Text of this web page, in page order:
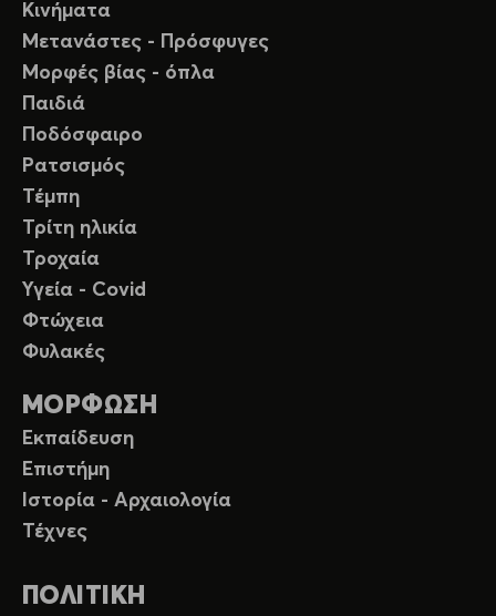
Κινήματα
Μετανάστες - Πρόσφυγες
Μορφές βίας - όπλα
Παιδιά
Ποδόσφαιρο
Ρατσισμός
Τέμπη
Τρίτη ηλικία
Τροχαία
Υγεία - Covid
Φτώχεια
Φυλακές
ΜΟΡΦΩΣΗ
Εκπαίδευση
Επιστήμη
Ιστορία - Αρχαιολογία
Τέχνες
ΠΟΛΙΤΙΚΗ